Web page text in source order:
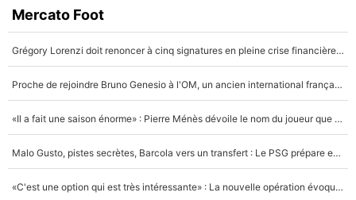
Mercato Foot
Grégory Lorenzi doit renoncer à cinq signatures en pleine crise financière : L’IA propose sept noms à l’OM pour un mercato réussi... à seulement 5M€ !
Proche de rejoindre Bruno Genesio à l'OM, un ancien international français va finalement débarquer... sur RMC !
«Il a fait une saison énorme» : Pierre Ménès dévoile le nom du joueur que l’OM devait absolument recruter cet été, l’IA valide la piste !
Malo Gusto, pistes secrètes, Barcola vers un transfert : Le PSG prépare encore des surprises sur le mercato
«C'est une option qui est très intéressante» : La nouvelle opération évoquée au PSG est déjà validée dans l’After Foot